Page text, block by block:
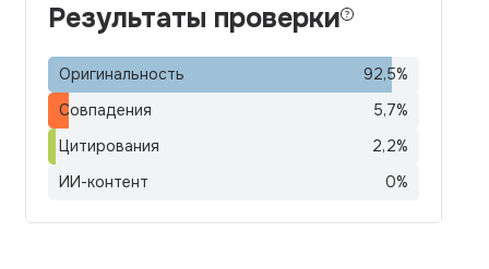
Результаты проверки
Оригинальность 92,5%
Совпадения
5,7%
Цитирования
2,2%
ИИ-контент
0%